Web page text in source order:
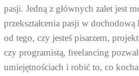
pasji. Jedną z głównych zalet jest
przekształcenia pasji w dochodową
od tego, czy jesteś pisarzem,
czy programistą, freelancing
umiejętnościach i robić to, co